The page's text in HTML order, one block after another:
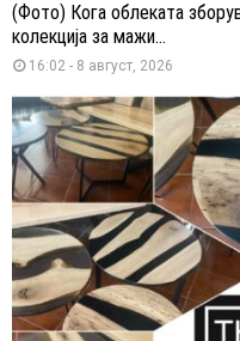
(Фото) Кога облеката
колекција за мажи...
16:02 - 8 август, 2026